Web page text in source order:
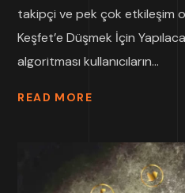
takipçi ve pek çok etkileşim
Keşfet’e Düşmek İçin
algoritması kullanıcıların...
READ MORE